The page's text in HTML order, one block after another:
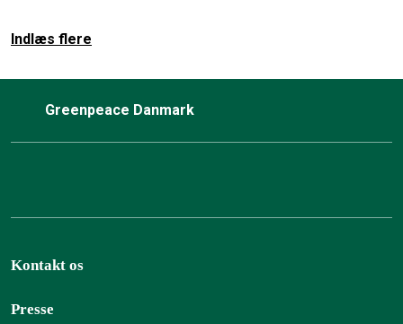
Indlæs flere
Greenpeace Danmark
Kontakt os
Presse